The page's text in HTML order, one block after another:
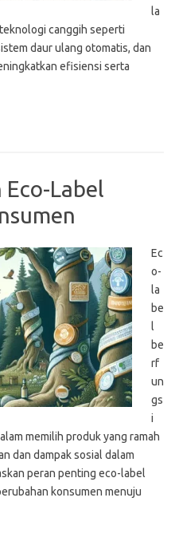
la
canggih seperti
daur ulang otomatis, dan
efisiensi serta
Eco-Label
Ec
o-
la
be
l
be
rf
un
gs
i
memilih produk yang ramah
dan dampak sosial dalam
peran penting eco-label
konsumen menuju